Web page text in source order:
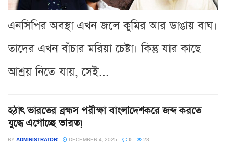
এনসিপির অবস্থা এখন জলে কুমির আর ডাঙায় বাঘ।
তাদের এখন বাঁচার মরিয়া চেষ্টা। কিন্তু যার কাছে
আশ্রয় নিতে যায়, সেই...
হঠাৎ ভারতের ব্রহ্মস পরীক্ষা বাংলাদেশকরে জব্দ করতে
যুদ্ধে এগোচ্ছে ভারত!
BY ADMINISTRATOR DECEMBER 4, 2025 0 28